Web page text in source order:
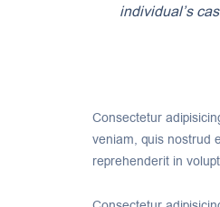
individual’s
Consectetur
veniam, quis nostrud
reprehenderit in